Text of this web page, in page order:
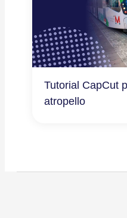
Tutorial CapCut
atropello